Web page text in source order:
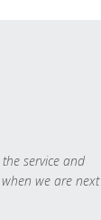
service and
we are next